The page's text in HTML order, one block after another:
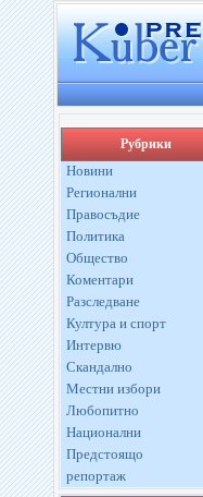
Рубрики
Новини
Регионални
Правосъдие
Политика
Общество
Коментари
Разследване
Култура и спорт
Интервю
Скандално
Местни избори
Любопитно
Национални
Предстоящо
репортаж